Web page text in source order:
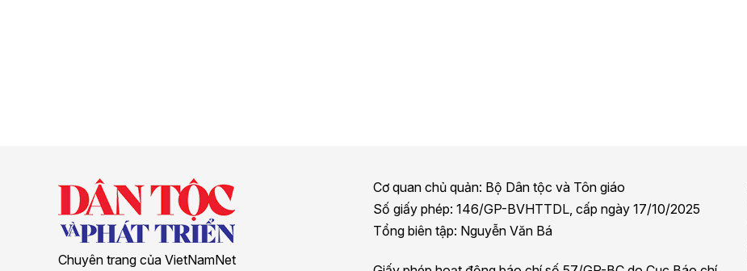
Chuyên trang của VietNamNet
Cơ quan chủ quản: Bộ Dân tộc và Tôn giáo
Số giấy phép: 146/GP-BVHTTDL, cấp ngày 17/10/2025
Tổng biên tập: Nguyễn Văn Bá